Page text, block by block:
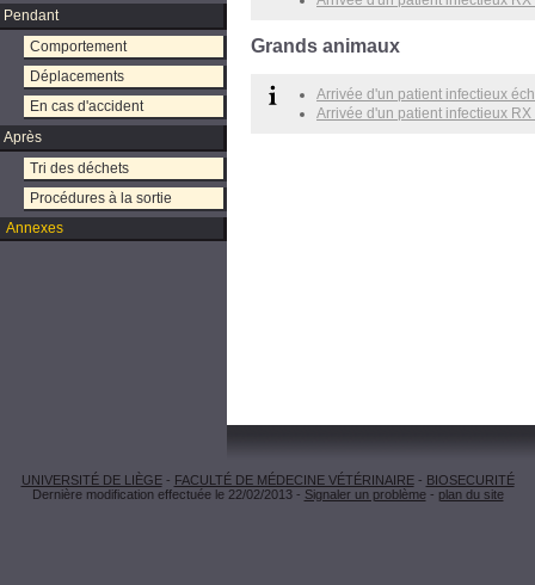
Pendant
Comportement
Déplacements
En cas d'accident
Après
Tri des déchets
Procédures à la sortie
Annexes
Grands animaux
Arrivée d'un patient infectieux
Arrivée d'un patient infectieux
UNIVERSITÉ DE LIÈGE- FACULTÉ DE MÉDECINE VÉTÉRINAIRE- BIOSECURITÉ
Dernière modification effectuée le 22/02/2013 - Signaler un problème- plan du site